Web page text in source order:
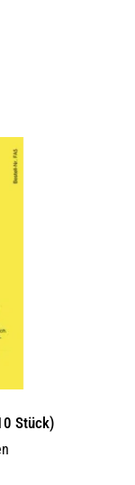
Stück)